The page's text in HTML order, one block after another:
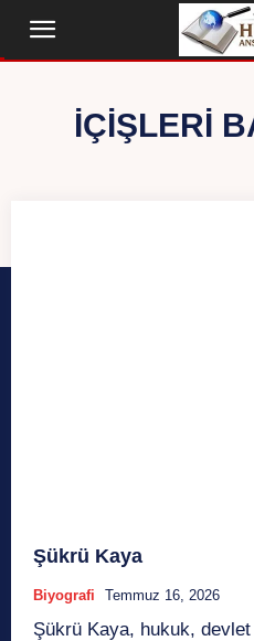
İÇIŞLERI
Şükrü Kaya
Biyografi Temmuz 16, 2026
Şükrü Kaya, hukuk, devlet